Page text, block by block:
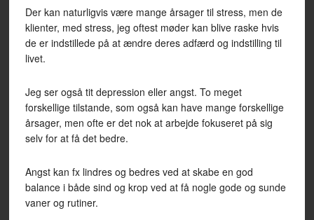
Der kan naturligvis være mange årsager til stress, men de
klienter, med stress, jeg oftest møder kan blive raske hvis
de er indstillede på at ændre deres adfærd og indstilling til
livet.
Jeg ser også tit depression eller angst. To meget
forskellige tilstande, som også kan have mange forskellige
årsager, men ofte er det nok at arbejde fokuseret på sig
selv for at få det bedre.
Angst kan fx lindres og bedres ved at skabe en god
balance i både sind og krop ved at få nogle gode og sunde
vaner og rutiner.